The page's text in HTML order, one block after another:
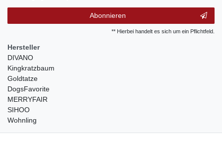
Abonnieren
** Hierbei handelt es sich um ein Pflichtfeld.
Hersteller
DIVANO
Kingkratzbaum
Goldtatze
DogsFavorite
MERRYFAIR
SIHOO
Wohnling